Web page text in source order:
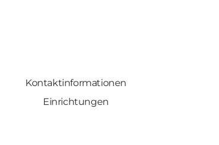
Kontaktinformationen
Einrichtungen